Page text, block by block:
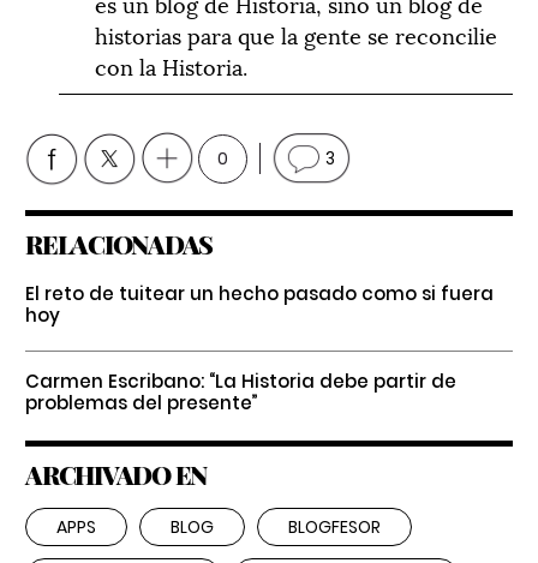
historias para que la gente se reconcilie
con la Historia.
0 3
RELACIONADAS
El reto de tuitear un hecho pasado como si fuera
hoy
Carmen Escribano: “La Historia debe partir de
problemas del presente”
ARCHIVADO EN
APPS BLOG BLOGFESOR